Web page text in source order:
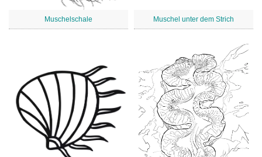
Muschelschale Muschel unter dem Strich